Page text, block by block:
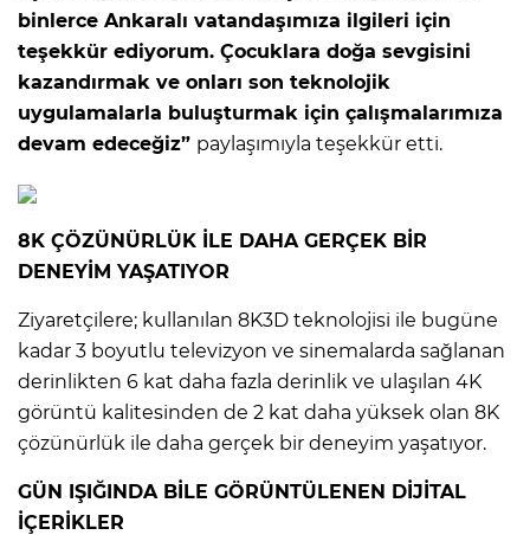
binlerce Ankaralı vatandaşımıza ilgileri için
teşekkür ediyorum. Çocuklara doğa sevgisini
kazandırmak ve onları son teknolojik
uygulamalarla buluşturmak için çalışmalarımıza
devam edeceğiz” paylaşımıyla teşekkür etti.
8K ÇÖZÜNÜRLÜK İLE DAHA GERÇEK BİR
DENEYİM YAŞATIYOR
Ziyaretçilere; kullanılan 8K3D teknolojisi ile bugüne
kadar 3 boyutlu televizyon ve sinemalarda sağlanan
derinlikten 6 kat daha fazla derinlik ve ulaşılan 4K
görüntü kalitesinden de 2 kat daha yüksek olan 8K
çözünürlük ile daha gerçek bir deneyim yaşatıyor.
GÜN IŞIĞINDA BİLE GÖRÜNTÜLENEN DİJİTAL
İÇERİKLER